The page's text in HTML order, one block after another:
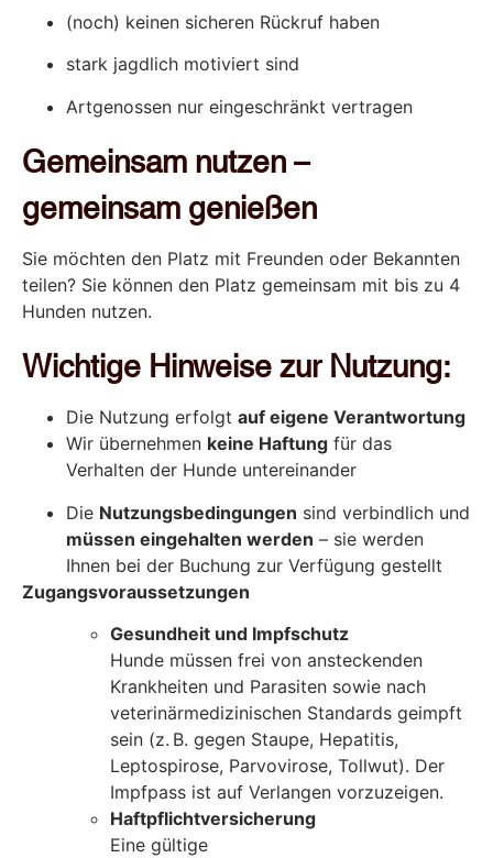
(noch) keinen sicheren Rückruf haben
stark jagdlich motiviert sind
Artgenossen nur eingeschränkt vertragen
Gemeinsam nutzen –
gemeinsam genießen
Sie möchten den Platz mit Freunden oder Bekannten
teilen? Sie können den Platz gemeinsam mit bis zu 4
Hunden nutzen.
Wichtige Hinweise zur Nutzung:
Die Nutzung erfolgt auf eigene Verantwortung
Wir übernehmen keine Haftung für das
Verhalten der Hunde untereinander
Die Nutzungsbedingungen sind verbindlich und
müssen eingehalten werden – sie werden
Ihnen bei der Buchung zur Verfügung gestellt
Zugangsvoraussetzungen
Gesundheit und Impfschutz
Hunde müssen frei von ansteckenden
Krankheiten und Parasiten sowie nach
veterinärmedizinischen Standards geimpft
sein (z. B. gegen Staupe, Hepatitis,
Leptospirose, Parvovirose, Tollwut). Der
Impfpass ist auf Verlangen vorzuzeigen.
Haftpflichtversicherung
Eine gültige